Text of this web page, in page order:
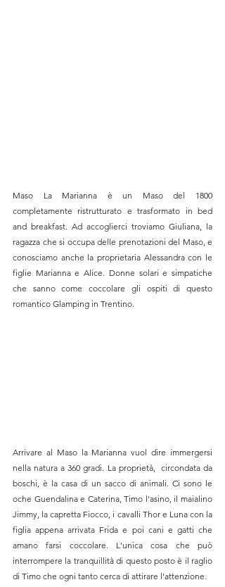
Maso La Marianna è un Maso del 1800
completamente ristrutturato e trasformato in bed
and breakfast. Ad accoglierci troviamo Giuliana, la
ragazza che si occupa delle prenotazioni del Maso, e
conosciamo anche la proprietaria Alessandra con le
figlie Marianna e Alice. Donne solari e simpatiche
che sanno come coccolare gli ospiti di questo
romantico Glamping in Trentino.
Arrivare al Maso la Marianna vuol dire immergersi
nella natura a 360 gradi. La proprietà,  circondata da
boschi, è la casa di un sacco di animali. Ci sono le
oche Guendalina e Caterina, Timo l'asino, il maialino
Jimmy, la capretta Fiocco, i cavalli Thor e Luna con la
figlia appena arrivata Frida e poi cani e gatti che
amano farsi coccolare. L'unica cosa che può
interrompere la tranquillità di questo posto è il raglio
di Timo che ogni tanto cerca di attirare l'attenzione.